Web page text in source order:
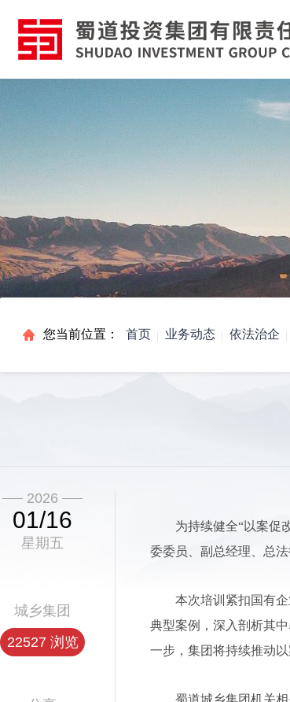
您当前位置： 首页 业务动态 依法治企
2026
01/16
星期五
城乡集团
22527 浏览
为持续健全“以案促
委委员、副总经理、总
本次培训紧扣国有
典型案例，深入剖析其
一步，集团将持续推动
蜀道城乡集团机关